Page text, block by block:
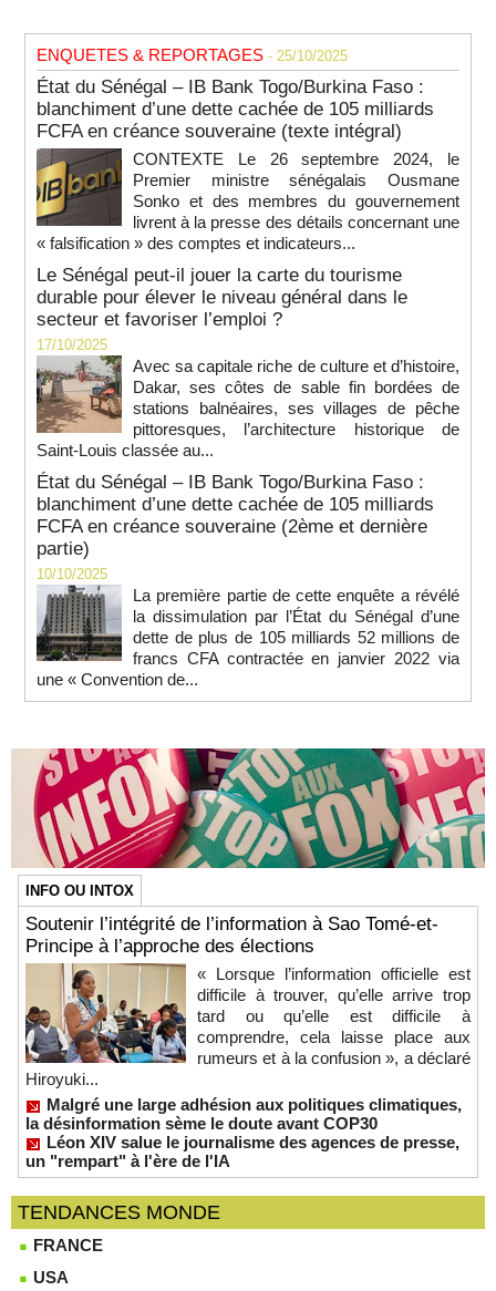
ENQUETES & REPORTAGES - 25/10/2025
État du Sénégal – IB Bank Togo/Burkina Faso :
blanchiment d’une dette cachée de 105 milliards
FCFA en créance souveraine (texte intégral)
CONTEXTE Le 26 septembre 2024, le
Premier ministre sénégalais Ousmane
Sonko et des membres du gouvernement
livrent à la presse des détails concernant une
« falsification » des comptes et indicateurs...
Le Sénégal peut-il jouer la carte du tourisme
durable pour élever le niveau général dans le
secteur et favoriser l’emploi ?
17/10/2025
Avec sa capitale riche de culture et d’histoire,
Dakar, ses côtes de sable fin bordées de
stations balnéaires, ses villages de pêche
pittoresques, l’architecture historique de
Saint-Louis classée au...
État du Sénégal – IB Bank Togo/Burkina Faso :
blanchiment d’une dette cachée de 105 milliards
FCFA en créance souveraine (2ème et dernière
partie)
10/10/2025
La première partie de cette enquête a révélé
la dissimulation par l’État du Sénégal d’une
dette de plus de 105 milliards 52 millions de
francs CFA contractée en janvier 2022 via
une « Convention de...
INFO OU INTOX
Soutenir l’intégrité de l’information à Sao Tomé-et-
Principe à l’approche des élections
« Lorsque l’information officielle est
difficile à trouver, qu’elle arrive trop
tard ou qu’elle est difficile à
comprendre, cela laisse place aux
rumeurs et à la confusion », a déclaré
Hiroyuki...
Malgré une large adhésion aux politiques climatiques,
la désinformation sème le doute avant COP30
Léon XIV salue le journalisme des agences de presse,
un "rempart" à l'ère de l'IA
TENDANCES MONDE
FRANCE
USA